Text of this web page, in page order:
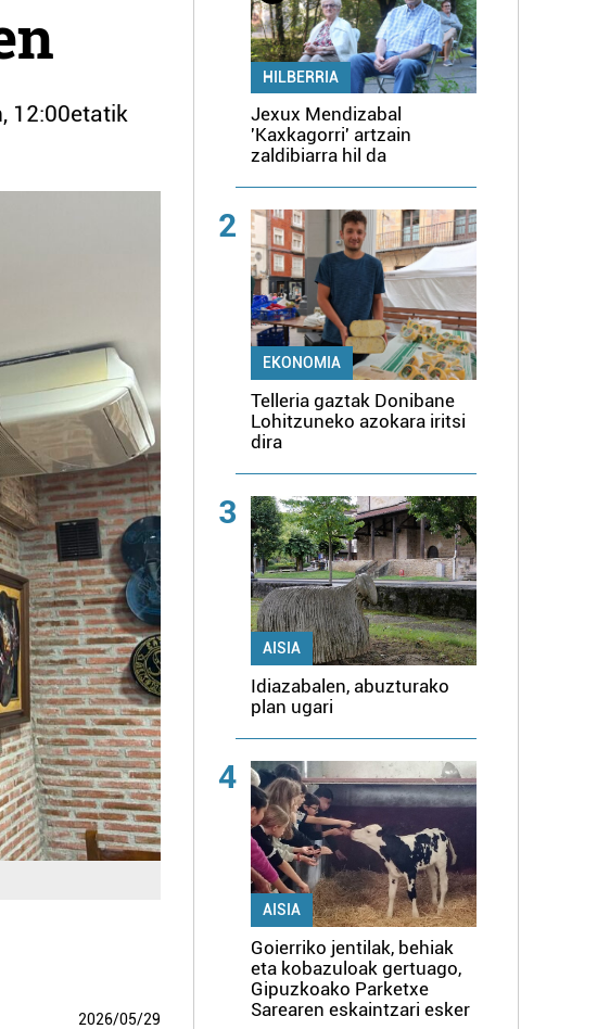
12:00etatik
2026/05/29
HILBERRIA
Jexux Mendizabal
'Kaxkagorri' artzain
zaldibiarra hil da
2
EKONOMIA
Telleria gaztak Donibane
Lohitzuneko azokara iritsi
dira
3
AISIA
Idiazabalen, abuzturako
plan ugari
4
AISIA
Goierriko jentilak, behiak
eta kobazuloak gertuago,
Gipuzkoako Parketxe
Sarearen eskaintzari esker